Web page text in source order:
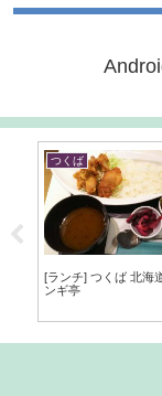
つくば
[ランチ] つくば 北海
ンギ亭